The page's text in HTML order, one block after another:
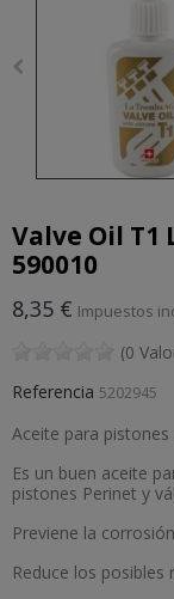
Valve Oil T1
590010
8,35 € Impuestos
(0
Referencia 5202945
Aceite para
Es un buen aceite
pistones Perinet y
Previene la
Reduce los posibles